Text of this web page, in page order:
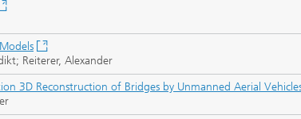
Reiterer, Alexander
3D Reconstruction of Bridges by Unmanned Aerial